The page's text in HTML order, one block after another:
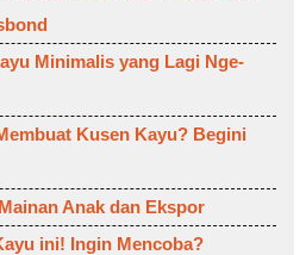
Minimalis yang Lagi Nge-
Kusen Kayu? Begini
Anak dan Ekspor
ini! Ingin Mencoba?